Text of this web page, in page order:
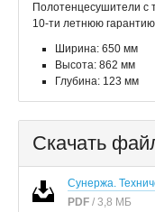
Полотенцесушители
10-ти летнюю
Ширина: 650 мм
Высота: 862 мм
Глубина: 123 мм
Скачать
Сунержа.
PDF / 3,8 МБ